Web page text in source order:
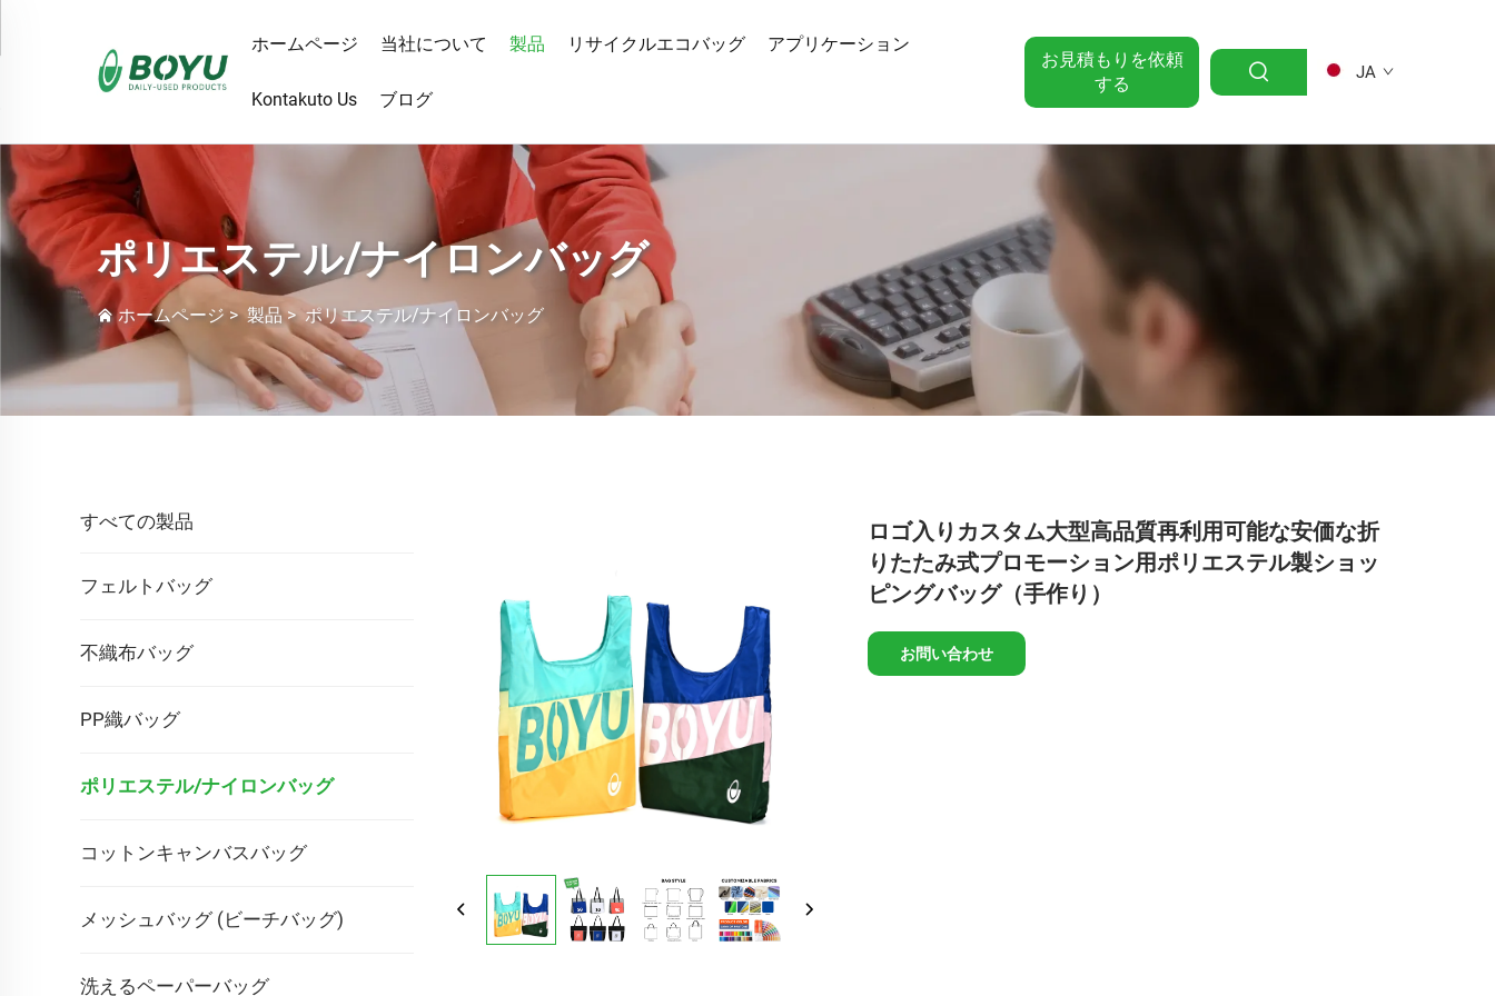
ホームページ 当社について 製品 リサイクルエコバッグ アプリケーション
Kontakuto Us ブログ
お見積もりを依頼
する
JA
ポリエステル/ナイロンバッグ
ホームページ > 製品> ポリエステル/ナイロンバッグ
すべての製品
フェルトバッグ
不織布バッグ
PP織バッグ
ポリエステル/ナイロンバッグ
コットンキャンバスバッグ
メッシュバッグ (ビーチバッグ)
洗えるペーパーバッグ
ロゴ入りカスタム大型高品質再利用可能な安価な折
りたたみ式プロモーション用ポリエステル製ショッ
ピングバッグ（手作り）
お問い合わせ